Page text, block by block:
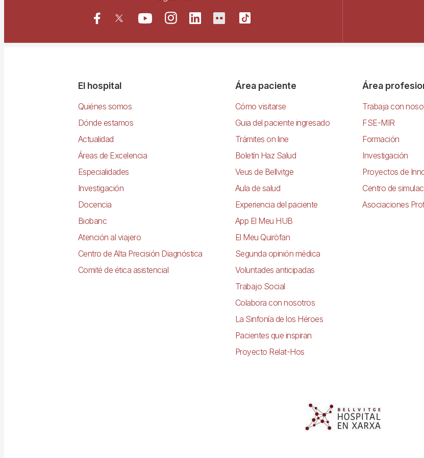
NavegacióEl hospital
Quiénes somos
Dónde estamos
Actualidad
Áreas de Excelencia
Especialidades
Investigación
Docencia
Biobanc
Atención al viajero
Centro de Alta Precisión Diagnóstica
Comité de ética asistencial
Área paciente
Cómo visitarse
Guia del paciente ingresado
Trámites on line
Boletín Haz Salud
Veus de Bellvitge
Aula de salud
Experiencia del paciente
App El Meu HUB
El Meu Quiròfan
Segunda opinión médica
Voluntades anticipadas
Trabajo Social
Colabora con nosotros
La Sinfonía de los Héroes
Pacientes que inspiran
Proyecto Relat-Hos
Área
Trabaja con
FSE-MIR
Formación
Investigación
Proyectos de
Centro de
Asociaciones